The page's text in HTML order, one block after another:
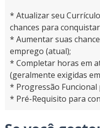
* Atualizar seu
chances para
* Aumentar suas
emprego (atual);
* Completar horas em
(geralmente exigidas
* Progressão Funcional
* Pré-Requisito para